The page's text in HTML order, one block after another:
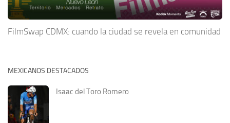
FilmSwap CDMX: cuando la ciudad se revela en comunidad
MEXICANOS DESTACADOS
Isaac del Toro Romero